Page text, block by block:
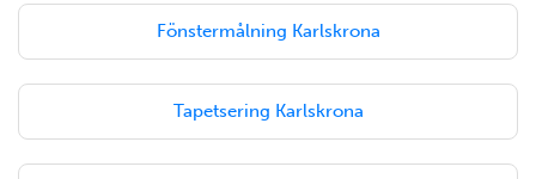
Fönstermålning Karlskrona
Tapetsering Karlskrona